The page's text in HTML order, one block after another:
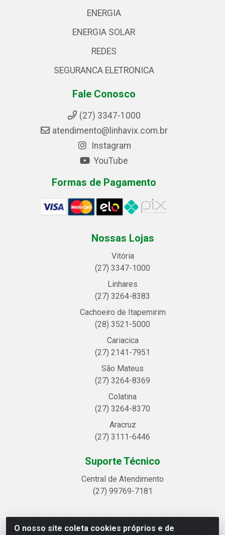
O nosso site coleta cookies próprios e de
ENERGIA
ENERGIA SOLAR
REDES
SEGURANCA ELETRONICA
Fale Conosco
(27) 3347-1000
atendimento@linhavix.com.br
Instagram
YouTube
Formas de Pagamento
Nossas Lojas
Vitória
(27) 3347-1000
Linhares
(27) 3264-8383
Cachoeiro de Itapemirim
(28) 3521-5000
Cariacica
(27) 2141-7951
São Mateus
(27) 3264-8369
Colatina
(27) 3264-8370
Aracruz
(27) 3111-6446
Suporte Técnico
Central de Atendimento
(27) 99769-7181